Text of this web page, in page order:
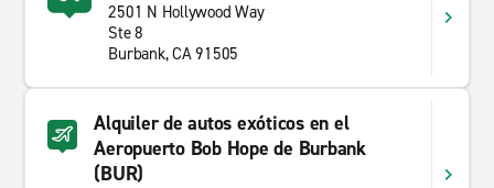
2501 N Hollywood Way
Ste 8
Burbank, CA 91505
Alquiler de autos exóticos en el
Aeropuerto Bob Hope de Burbank
(BUR)